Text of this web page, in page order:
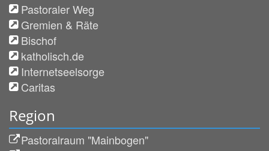
Pastoraler Weg
Gremien & Räte
Bischof
katholisch.de
Internetseelsorge
Caritas
Region
Pastoralraum "Mainbogen"